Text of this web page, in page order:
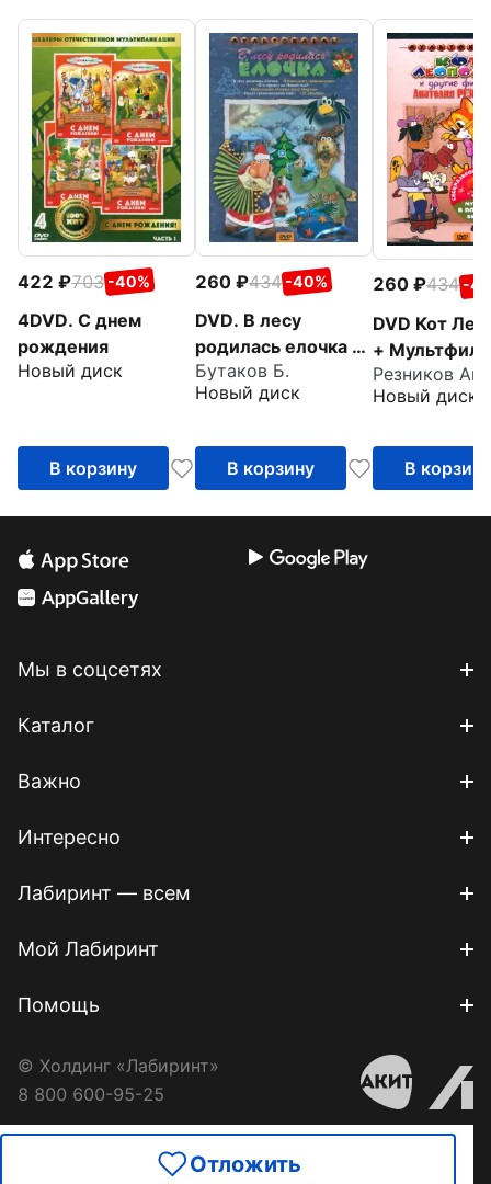
Отложить
422 703 -40%
4DVD. С днем
рождения
Новый диск
В корзину
260 434 -40%
DVD. В лесу
родилась елочка +
Мультфильм в
подарок
Бутаков Б.
Новый диск
В корзину
260 434 -
DVD Кот
+
подарок
Новый диск
В корзину
Мы в соцсетях
Каталог
Важно
Интересно
Лабиринт — всем
Мой Лабиринт
Помощь
© Холдинг «Лабиринт»
8 800 600-95-25